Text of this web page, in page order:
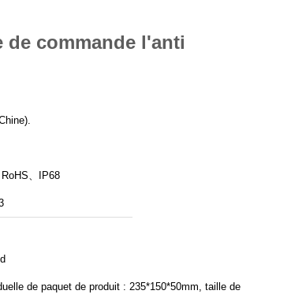
commande l'anti
、IP68
de paquet de produit : 235*150*50mm, taille de